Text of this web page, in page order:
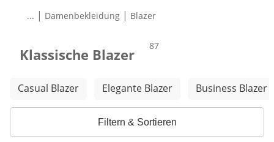
... | Damenbekleidung | Blazer
Klassische Blazer Produkte
87
Weitere Kategorien überspringen
Casual Blazer Elegante Blazer Business Blazer
Filtern & Sortieren